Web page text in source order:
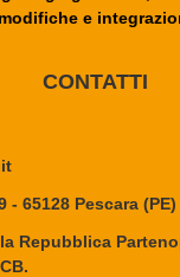
modifiche e
CONTATTI
- 65128 Pescara (PE)
Repubblica